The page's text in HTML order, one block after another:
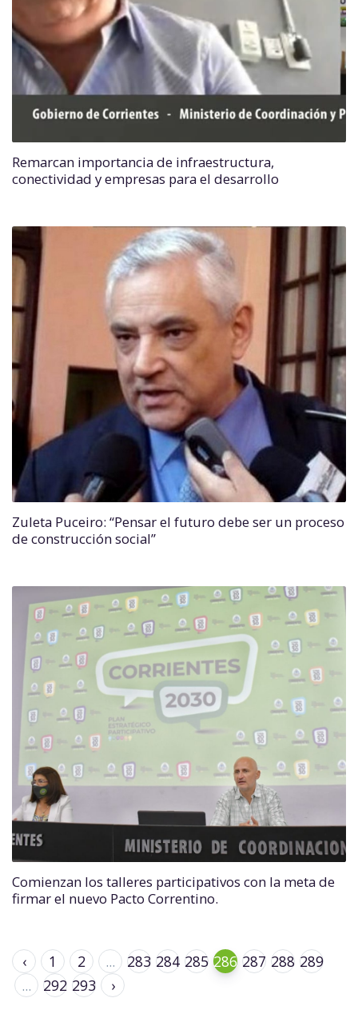
Remarcan importancia de infraestructura,
conectividad y empresas para el desarrollo
Zuleta Puceiro: “Pensar el futuro debe ser un proceso
de construcción social”
Comienzan los talleres participativos con la meta de
firmar el nuevo Pacto Correntino.
‹ 1 2 ... 283 284 285 286 287 288 289
...
292 293 ›